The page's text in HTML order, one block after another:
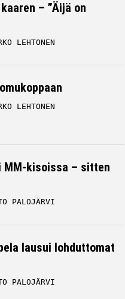
– ”Äijä on
LEHTONEN
LEHTONEN
MM-kisoissa – sitten
PALOJÄRVI
lausui lohduttomat
PALOJÄRVI